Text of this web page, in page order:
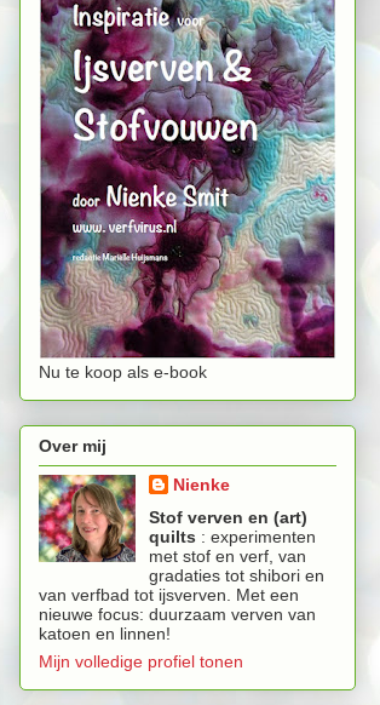
Nu te koop als e-book
Over mij
Nienke
Stof verven en (art)
quilts : experimenten
met stof en verf, van
gradaties tot shibori en
van verfbad tot ijsverven. Met een
nieuwe focus: duurzaam verven van
katoen en linnen!
Mijn volledige profiel tonen